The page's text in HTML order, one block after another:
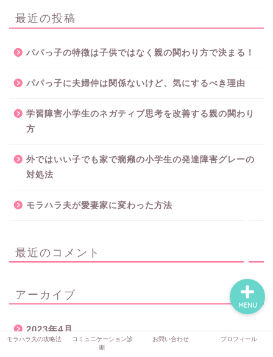
最近の投稿
パパっ子の特徴は子供ではなく親の関わり方で決まる！
パパっ子に夫婦仲は関係ないけど、気にするべき理由
学習障害小学生のネガティブ思考を改善する親の関わり
方
外ではいい子でも家で癇癪の小学生の発達障害グレーの
対処法
モラハラ夫が愛妻家に変わった方法
最近のコメント
アーカイブ
2023年4月
モラハラ夫の攻略法
コミュニケーション診
断
お問い合わせ プロフィール
MENU
コミュニケーション診断
お問い合わせ